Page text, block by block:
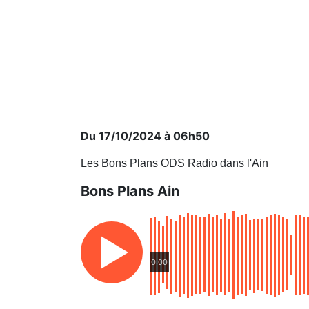
Du 17/10/2024 à 06h50
Les Bons Plans ODS Radio dans l'Ain
Bons Plans Ain
0:00